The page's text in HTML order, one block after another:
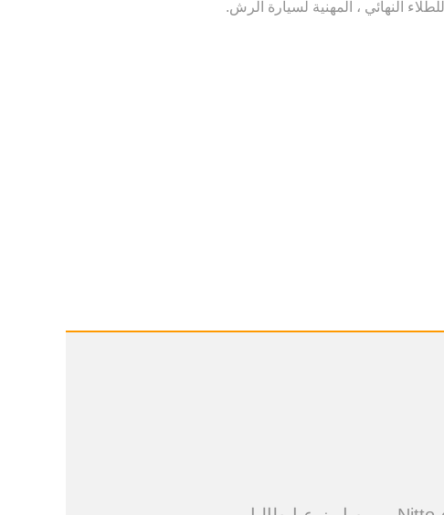
النهائي ، المهنية لسيارة الرش.